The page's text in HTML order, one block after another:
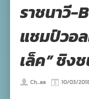
ราชนาวี-
แชมป์วอ
เล็ค” ชิง
Ch...aa 10/03/